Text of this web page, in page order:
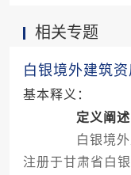
相关专题
白银境外建筑
基本释义：
定义阐述
白银境外
注册于甘肃省白